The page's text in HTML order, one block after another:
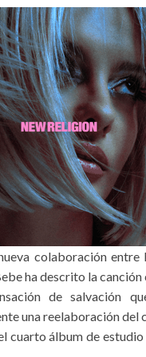
colaboración
ha descrito la
de salvación
una reelaboración del
cuarto álbum de estudio